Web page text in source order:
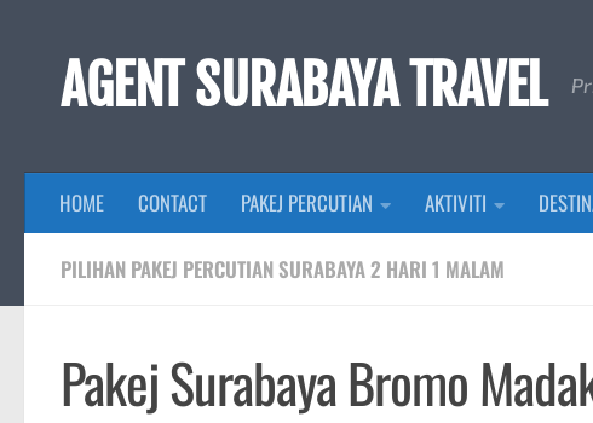
AGENT SURABAYA TRAVEL
HOME CONTACT PAKEJ PERCUTIAN AKTIVITI
PILIHAN PAKEJ PERCUTIAN SURABAYA 2 HARI 1 MALAM
Pakej Surabaya Bromo